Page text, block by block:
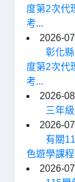
度第2次代
考...
2026-
彰化
度第2次代
考...
2026-
三年
2026-
有關
色遊學課
2026-